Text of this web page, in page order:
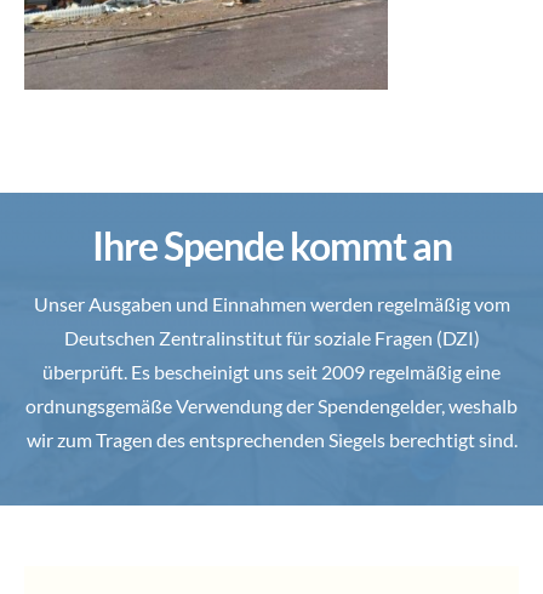
Ihre Spende kommt an
Unser Ausgaben und Einnahmen werden regelmäßig vom
Deutschen Zentralinstitut für soziale Fragen (DZI)
überprüft. Es bescheinigt uns seit 2009 regelmäßig eine
ordnungsgemäße Verwendung der Spendengelder, weshalb
wir zum Tragen des entsprechenden Siegels berechtigt sind.